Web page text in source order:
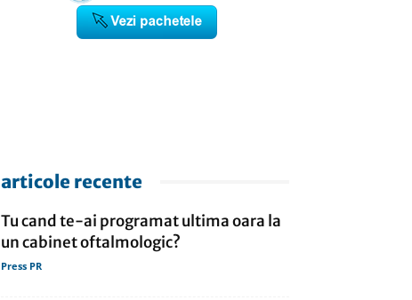
articole recente
Tu cand te-ai programat ultima oara la
un cabinet oftalmologic?
Press PR